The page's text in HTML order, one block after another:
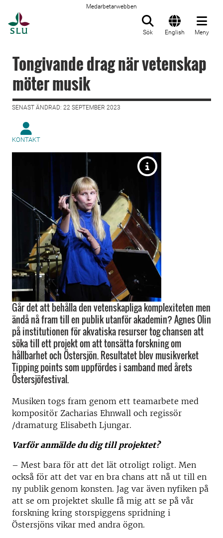
Medarbetarwebben
Sök English Meny
Tongivande drag när vetenskap
möter musik
SENAST ÄNDRAD: 22 SEPTEMBER 2023
KONTAKT
Går det att behålla den vetenskapliga komplexiteten men
ändå nå fram till en publik utanför akademin? Agnes Olin
på institutionen för akvatiska resurser tog chansen att
söka till ett projekt om att tonsätta forskning om
hållbarhet och Östersjön. Resultatet blev musikverket
Tipping points som uppfördes i samband med årets
Östersjöfestival.
Musiken togs fram genom ett teamarbete med
kompositör Zacharias Ehnwall och regissör
/dramaturg Elisabeth Ljungar.
Varför anmälde du dig till projektet?
– Mest bara för att det lät otroligt roligt. Men
också för att det var en bra chans att nå ut till en
ny publik genom konsten. Jag var även nyfiken på
att se om projektet skulle få mig att se på vår
forskning kring storspiggens spridning i
Östersjöns vikar med andra ögon.